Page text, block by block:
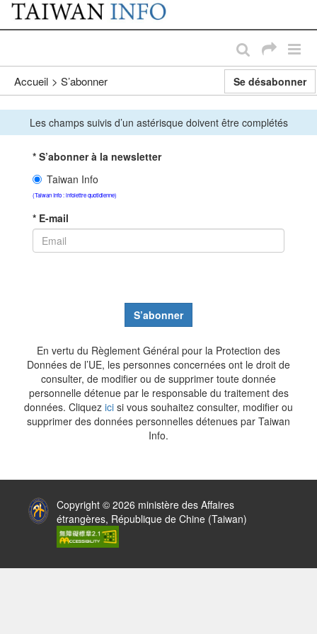
Passer au contenu principal
:::
Accueil > S’abonner
Les champs suivis d’un astérisque doivent être complétés
* S’abonner à la newsletter
Taiwan Info
(Taiwan Info : infolettre quotidienne)
* E-mail
S’abonner
Se désabonner
En vertu du Règlement Général pour la Protection des
Données de l’UE, les personnes concernées ont le droit de
consulter, de modifier ou de supprimer toute donnée
personnelle détenue par le responsable du traitement des
données. Cliquez ici si vous souhaitez consulter, modifier ou
supprimer des données personnelles détenues par Taiwan
Info.
Copyright © 2026 ministère des Affaires
étrangères, République de Chine (Taiwan)